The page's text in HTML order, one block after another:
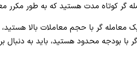
گر کوتاه مدت هستید که به طور مکرر
یک معامله گر با حجم معاملات بالا
با بودجه محدود هستید، باید به دنبال